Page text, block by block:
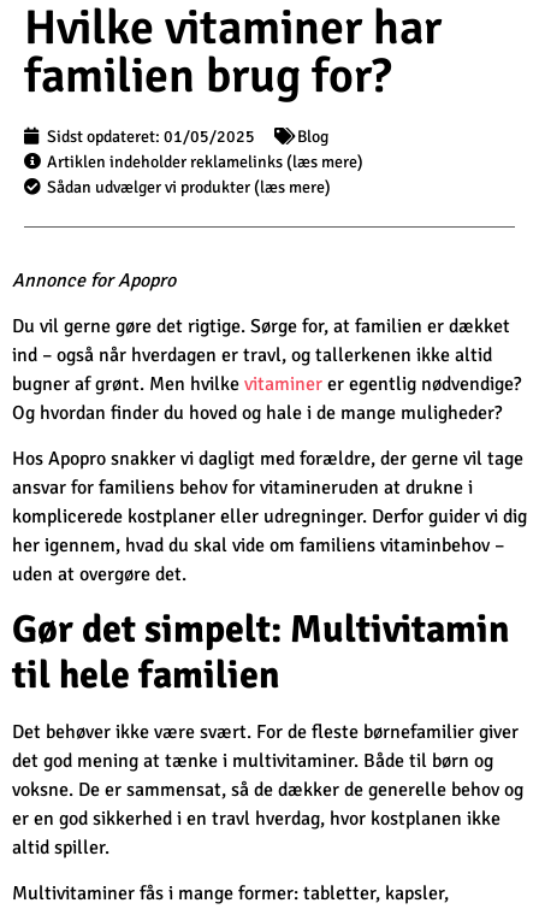
Hvilke vitaminer har
familien brug for?
Sidst opdateret: 01/05/2025
Blog
Artiklen indeholder reklamelinks (læs mere)
Sådan udvælger vi produkter (læs mere)
Annonce for Apopro
Du vil gerne gøre det rigtige. Sørge for, at familien er dækket
ind – også når hverdagen er travl, og tallerkenen ikke altid
bugner af grønt. Men hvilke vitaminer er egentlig nødvendige?
Og hvordan finder du hoved og hale i de mange muligheder?
Hos Apopro snakker vi dagligt med forældre, der gerne vil tage
ansvar for familiens behov for vitamineruden at drukne i
komplicerede kostplaner eller udregninger. Derfor guider vi dig
her igennem, hvad du skal vide om familiens vitaminbehov –
uden at overgøre det.
Gør det simpelt: Multivitamin
til hele familien
Det behøver ikke være svært. For de fleste børnefamilier giver
det god mening at tænke i multivitaminer. Både til børn og
voksne. De er sammensat, så de dækker de generelle behov og
er en god sikkerhed i en travl hverdag, hvor kostplanen ikke
altid spiller.
Multivitaminer fås i mange former: tabletter, kapsler,